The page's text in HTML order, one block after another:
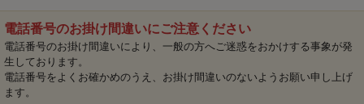
電話番号のお掛け間違いにご注意ください
電話番号のお掛け間違いにより、一般の方へご迷惑をおかけする事象が発
生しております。
電話番号をよくお確かめのうえ、お掛け間違いのないようお願い申し上げ
ます。